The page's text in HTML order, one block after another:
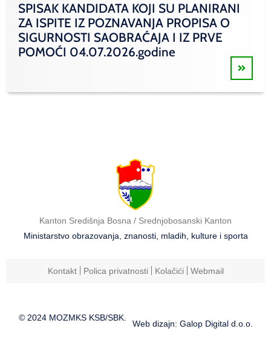
SPISAK KANDIDATA KOJI SU PLANIRANI
ZA ISPITE IZ POZNAVANJA PROPISA O
SIGURNOSTI SAOBRAĆAJA I IZ PRVE
POMOĆI 04.07.2026.godine
Kanton Središnja Bosna / Srednjobosanski Kanton
Ministarstvo obrazovanja, znanosti, mladih, kulture i sporta
Kontakt Polica privatnosti Kolačići Webmail
© 2024 MOZMKS KSB/SBK.
Web dizajn: Galop Digital d.o.o.